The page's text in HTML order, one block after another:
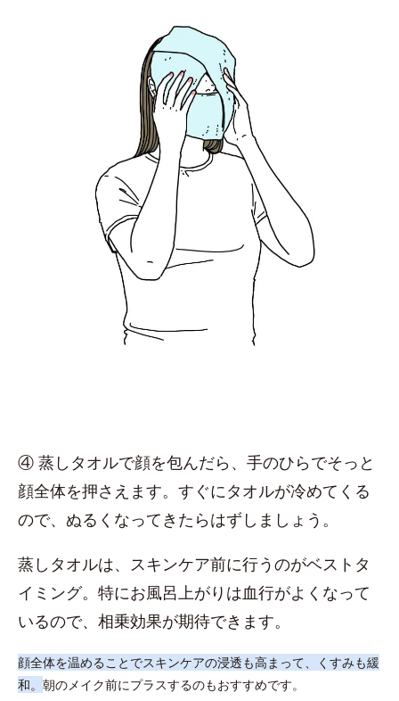
④ 蒸しタオルで顔を包んだら、手のひらでそっと
顔全体を押さえます。すぐにタオルが冷めてくる
ので、ぬるくなってきたらはずしましょう。
蒸しタオルは、スキンケア前に行うのがベストタ
イミング。特にお風呂上がりは血行がよくなって
いるので、相乗効果が期待できます。
顔全体を温めることでスキンケアの浸透も高まって、くすみも緩
和。 朝のメイク前にプラスするのもおすすめです。